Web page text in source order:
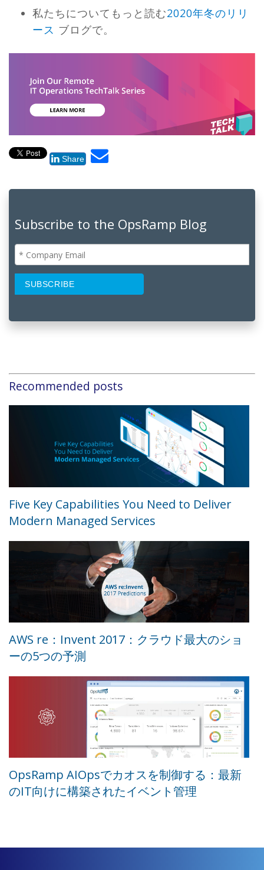
私たちについてもっと読む2020年冬のリリ
ース ブログで。
Share
Subscribe to the OpsRamp Blog
Recommended posts
Five Key Capabilities You Need to Deliver
Modern Managed Services
AWS re：Invent 2017：クラウド最大のショ
ーの5つの予測
OpsRamp AIOpsでカオスを制御する：最新
のIT向けに構築されたイベント管理